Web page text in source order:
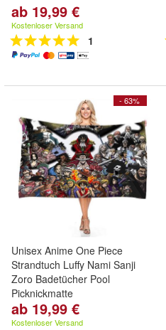
ab 19,99 €
Kostenloser Versand
1
- 63%
Unisex Anime One Piece
Strandtuch Luffy Nami Sanji
Zoro Badetücher Pool
Picknickmatte
ab 19,99 €
Kostenloser Versand